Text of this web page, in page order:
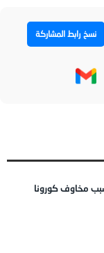
نسخ رابط المشاركة
مخاوف كورونا